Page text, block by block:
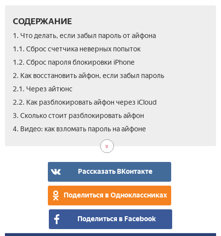
СОДЕРЖАНИЕ
1. Что делать, если забыл пароль от айфона
1.1. Сброс счетчика неверных попыток
1.2. Сброс пароля блокировки iPhone
2. Как восстановить айфон, если забыл пароль
2.1. Через айтюнс
2.2. Как разблокировать айфон через iCloud
3. Сколько стоит разблокировать айфон
4. Видео: как взломать пароль на айфоне
Рассказать ВКонтакте
Поделиться в Одноклассниках
Поделиться в Facebook